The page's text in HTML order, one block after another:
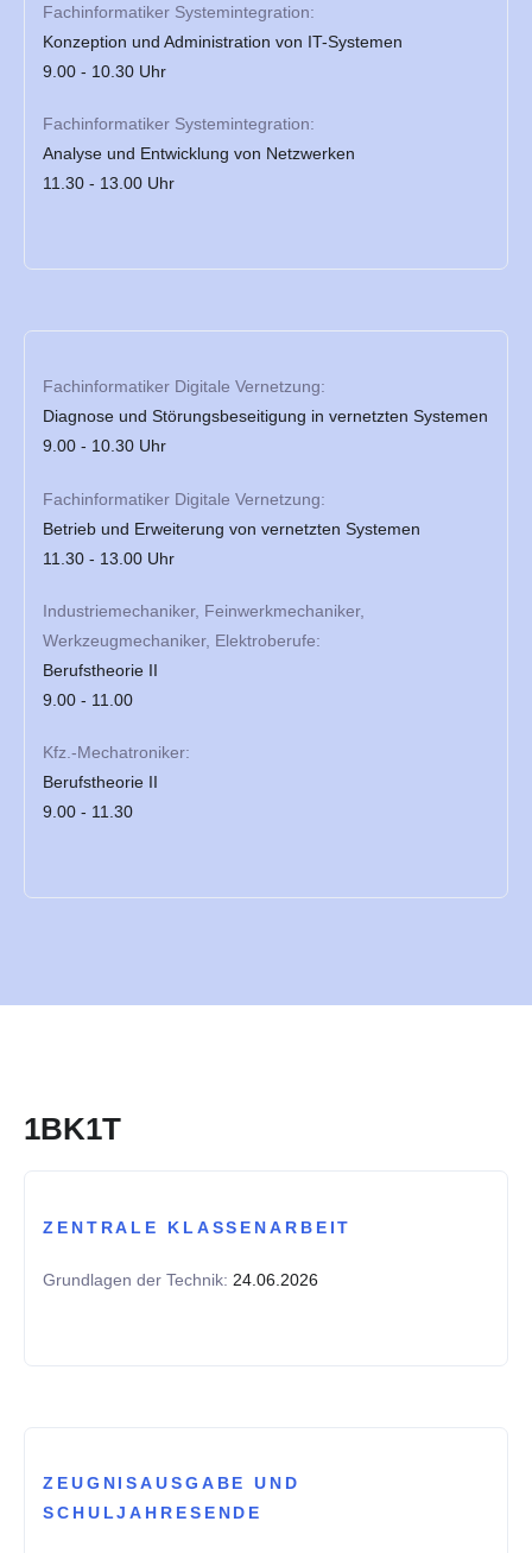
Fachinformatiker Systemintegration:
Konzeption und Administration von IT-Systemen
9.00 - 10.30 Uhr
Fachinformatiker Systemintegration:
Analyse und Entwicklung von Netzwerken
11.30 - 13.00 Uhr
Fachinformatiker Digitale Vernetzung:
Diagnose und Störungsbeseitigung in vernetzten Systemen
9.00 - 10.30 Uhr
Fachinformatiker Digitale Vernetzung:
Betrieb und Erweiterung von vernetzten Systemen
11.30 - 13.00 Uhr
Industriemechaniker, Feinwerkmechaniker,
Werkzeugmechaniker, Elektroberufe:
Berufstheorie II
9.00 - 11.00
Kfz.-Mechatroniker:
Berufstheorie II
9.00 - 11.30
1BK1T
ZENTRALE KLASSENARBEIT
Grundlagen der Technik: 24.06.2026
ZEUGNISAUSGABE UND
SCHULJAHRESENDE